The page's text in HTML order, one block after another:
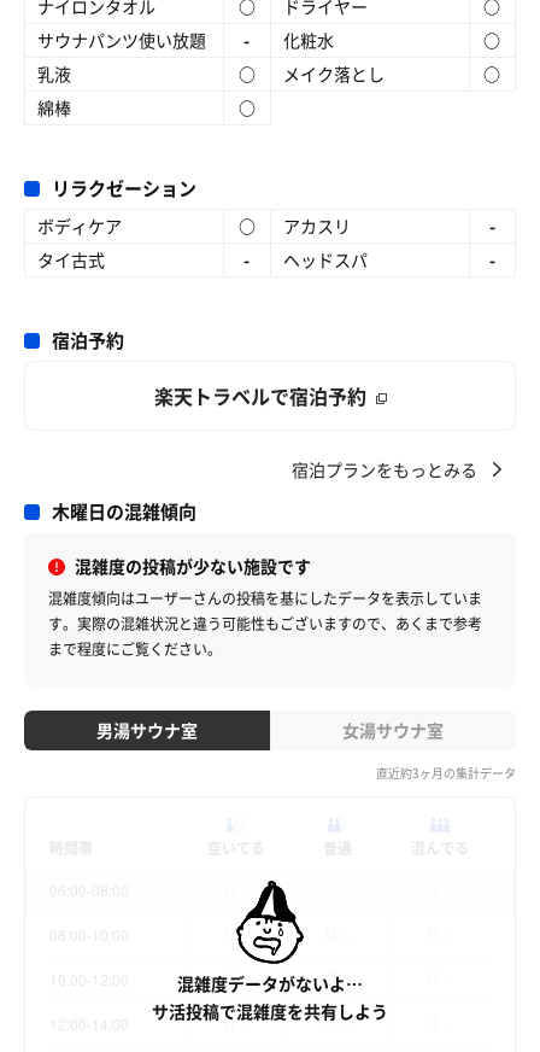
ナイロンタオル
○ ドライヤー
○
サウナパンツ使い放題
- 化粧水
○
乳液
○ メイク落とし
○
綿棒
○
リラクゼーション
ボディケア ○ アカスリ
-
タイ古式
- ヘッドスパ -
宿泊予約
楽天トラベルで宿泊予約
宿泊プランをもっとみる
木曜日の混雑傾向
混雑度の投稿が少ない施設です
混雑度傾向はユーザーさんの投稿を基にしたデータを表示していま
す。 実際の混雑状況と違う可能性もございますので、あくまで参考
まで程度にご覧ください。
男湯サウナ室 女湯サウナ室
直近約3ヶ月の集計データ
混雑度データがないよ…
サ活投稿で混雑度を共有しよう
件
0 件 0 件
0 0